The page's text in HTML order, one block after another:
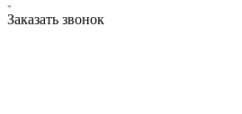
Заказать звонок